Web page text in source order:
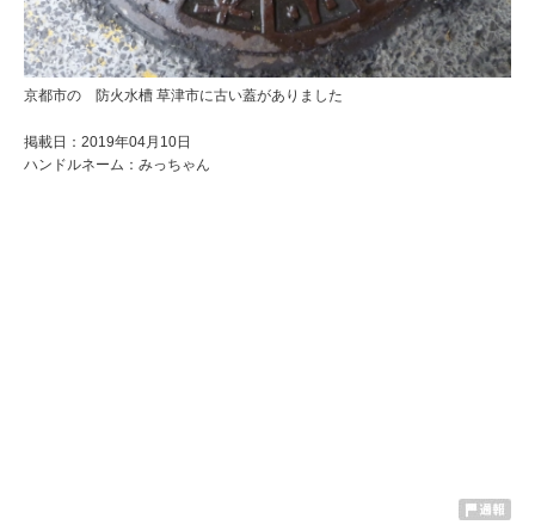
京都市の 防火水槽 草津市に古い蓋がありました
掲載日：2019年04月10日
ハンドルネーム：みっちゃん